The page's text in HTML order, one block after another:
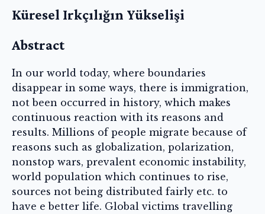
Küresel Irkçılığın Yükselişi
Abstract
In our world today, where boundaries
disappear in some ways, there is immigration,
not been occurred in history, which makes
continuous reaction with its reasons and
results. Millions of people migrate because of
reasons such as globalization, polarization,
nonstop wars, prevalent economic instability,
world population which continues to rise,
sources not being distributed fairly etc. to
have e better life. Global victims travelling